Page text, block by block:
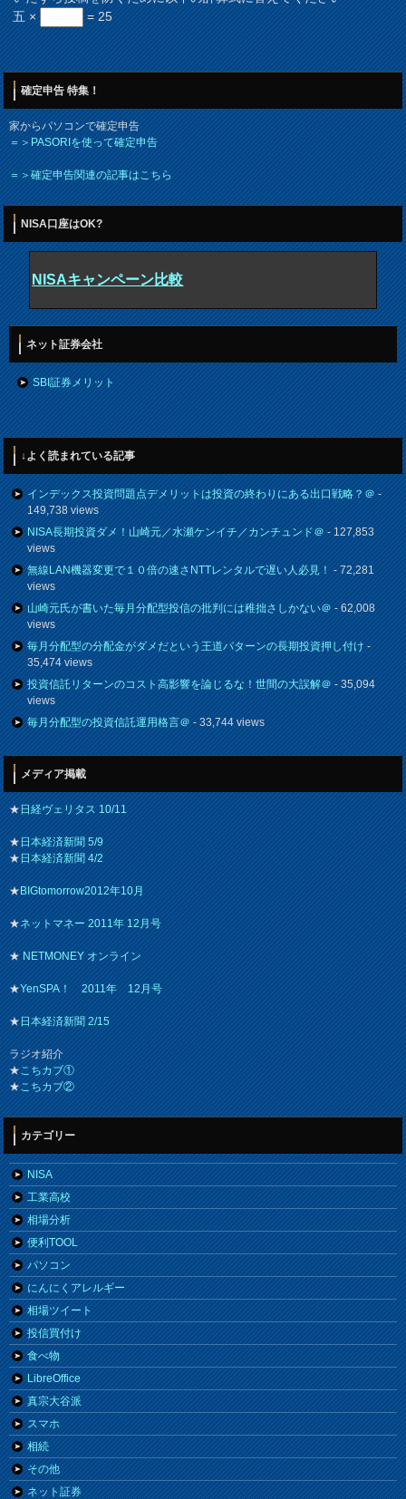
五 ×
= 25
確定申告 特集！
家からパソコンで確定申告
＝＞PASORIを使って確定申告
＝＞確定申告関連の記事はこちら
NISA口座はOK?
NISAキャンペーン比較
ネット証券会社
SBI証券メリット
↓よく読まれている記事
インデックス投資問題点デメリットは投資の終わりにある出口戦略？＠-
149,738 views
NISA長期投資ダメ！山崎元／水瀬ケンイチ／カンチュンド＠- 127,853
views
無線LAN機器変更で１０倍の速さNTTレンタルで遅い人必見！- 72,281
views
山崎元氏が書いた毎月分配型投信の批判には稚拙さしかない＠- 62,008
views
毎月分配型の分配金がダメだという王道パターンの長期投資押し付け-
35,474 views
投資信託リターンのコスト高影響を論じるな！世間の大誤解＠- 35,094
views
毎月分配型の投資信託運用格言＠- 33,744 views
メディア掲載
★日経ヴェリタス 10/11
★日本経済新聞 5/9
★日本経済新聞 4/2
★BIGtomorrow2012年10月
★ネットマネー 2011年 12月号
★NETMONEY オンライン
★YenSPA！ 2011年 12月号
★日本経済新聞 2/15
ラジオ紹介
★こちカブ①
★こちカブ②
カテゴリー
NISA
工業高校
相場分析
便利TOOL
パソコン
にんにくアレルギー
相場ツイート
投信買付け
食べ物
LibreOffice
真宗大谷派
スマホ
相続
その他
ネット証券